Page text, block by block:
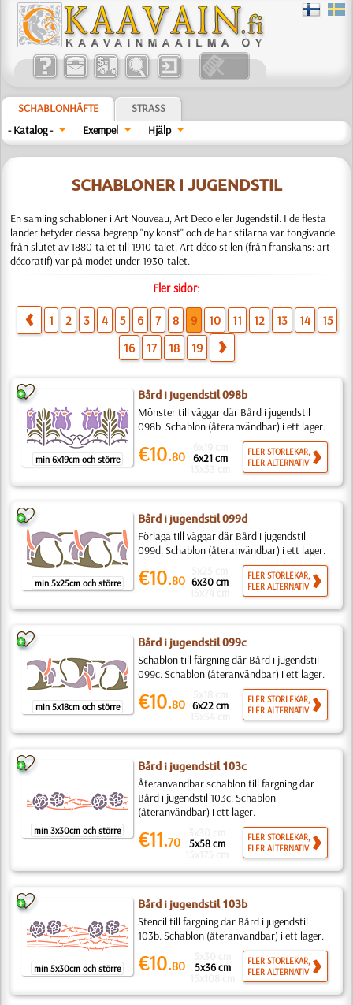
SCHABLONHÄFTE
STRASS
- Katalog -
Exempel Hjälp
SCHABLONER I JUGENDSTIL
En samling schabloner i Art Nouveau, Art Deco eller Jugendstil. I de flesta
länder betyder dessa begrepp "ny konst" och de här stilarna var tongivande
från slutet av 1880-talet till 1910-talet. Art déco stilen (från franskans: art
décoratif) var på modet under 1930-talet.
Fler sidor:
1 2 3 4 5 6 7 8 9 10 11 12 13 14
15
16
17 18 19
min 6x19cm och större
Bård i jugendstil 098b
Mönster till väggar där Bård i jugendstil
098b. Schablon (återanvändbar) i ett lager.
€10.80 6x21 cm
FLER STORLEKAR,
FLER ALTERNATIV
min 5x25cm och större
Bård i jugendstil 099d
Förlaga till väggar där Bård i jugendstil
099d. Schablon (återanvändbar) i ett lager.
€10.80 6x30 cm
FLER STORLEKAR,
FLER ALTERNATIV
min 5x18cm och större
Bård i jugendstil 099c
Schablon till färgning där Bård i jugendstil
099c. Schablon (återanvändbar) i ett lager.
€10.80 6x22 cm
FLER STORLEKAR,
FLER ALTERNATIV
min 3x30cm och större
Bård i jugendstil 103c
Återanvändbar schablon till färgning där
Bård i jugendstil 103c. Schablon
(återanvändbar) i ett lager.
€11.70 5x58 cm
FLER STORLEKAR,
FLER ALTERNATIV
min 5x30cm och större
Bård i jugendstil 103b
Stencil till färgning där Bård i jugendstil
103b. Schablon (återanvändbar) i ett lager.
€10.80 5x36 cm
FLER STORLEKAR,
FLER ALTERNATIV